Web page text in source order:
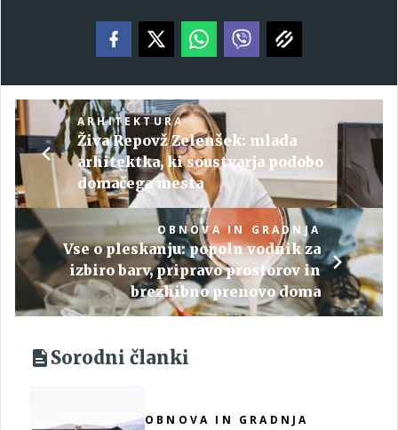
ARHITEKTURA
Živa Repovž Zelenšek: mlada
arhitektka, ki soustvarja podobo
domačega mesta
OBNOVA IN GRADNJA
Vse o pleskanju: popoln vodnik za
izbiro barv, pripravo prostorov in
brezhibno prenovo doma
Sorodni članki
OBNOVA IN GRADNJA